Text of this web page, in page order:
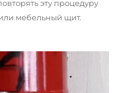
эту процедуру
мебельный щит.